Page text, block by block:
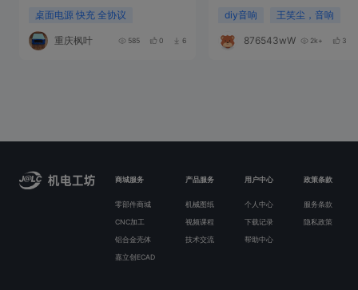
桌面电源 快充 全协议
重庆枫叶 585 0 6
diy音响 王笑尘，音响
876543wW948P
2k+ 3
商城服务 产品服务 用户中心 政策条款
零部件商城 机械图纸 个人中心 服务条款
CNC加工 视频课程 下载记录 隐私政策
铝合金壳体 技术交流 帮助中心
嘉立创ECAD